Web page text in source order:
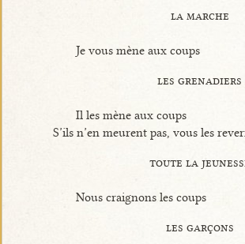
la marche
Je vous mène aux coups
les grenadiers
Il les mène aux coups
S’ils n’en meurent pas, vous les
toute la
Nous craignons les coups
les garçons